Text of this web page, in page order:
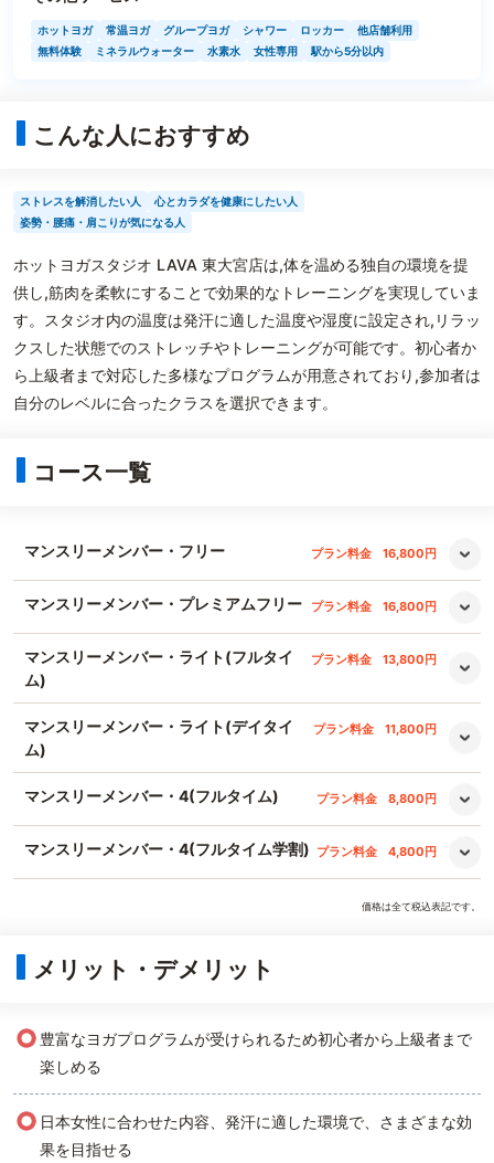
ホットヨガ 常温ヨガ グループヨガ シャワー ロッカー
他店舗利用
無料体験
ミネラルウォーター 水素水 女性専用 駅から5分以内
こんな人におすすめ
ストレスを解消したい人
心とカラダを健康にしたい人
姿勢・腰痛・肩こりが気になる人
ホットヨガスタジオ LAVA 東大宮店は,体を温める独自の環境を提
供し,筋肉を柔軟にすることで効果的なトレーニングを実現していま
す。スタジオ内の温度は発汗に適した温度や湿度に設定され,リラッ
クスした状態でのストレッチやトレーニングが可能です。初心者か
ら上級者まで対応した多様なプログラムが用意されており,参加者は
自分のレベルに合ったクラスを選択できます。
コース一覧
マンスリーメンバー・フリー プラン料金 16,800円
マンスリーメンバー・プレミアムフリー プラン料金 16,800円
マンスリーメンバー・ライト(フルタイ
ム)
プラン料金 13,800円
マンスリーメンバー・ライト(デイタイ
ム)
プラン料金 11,800円
マンスリーメンバー・4(フルタイム) プラン料金 8,800円
マンスリーメンバー・4(フルタイム学割) プラン料金 4,800円
価格は全て税込表記です。
メリット・デメリット
○ 豊富なヨガプログラムが受けられるため初心者から上級者まで
楽しめる
○ 日本女性に合わせた内容、発汗に適した環境で、さまざまな効
果を目指せる